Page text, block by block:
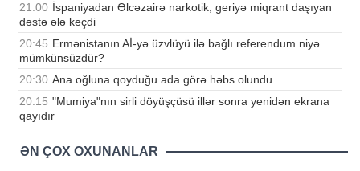
21:00 İspaniyadan Əlcəzairə narkotik, geriyə miqrant daşıyan
dəstə ələ keçdi
20:45 Ermənistanın Aİ-yə üzvlüyü ilə bağlı referendum niyə
mümkünsüzdür?
20:30 Ana oğluna qoyduğu ada görə həbs olundu
20:15 "Mumiya"nın sirli döyüşçüsü illər sonra yenidən ekrana
qayıdır
ƏN ÇOX OXUNANLAR